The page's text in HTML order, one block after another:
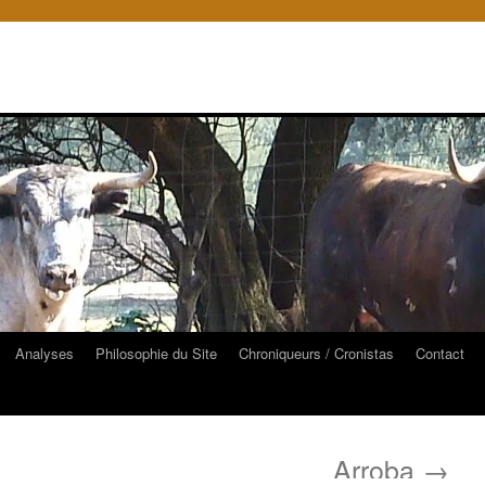
Analyses Philosophie du Site Chroniqueurs / Cronistas Contact
Arroba →